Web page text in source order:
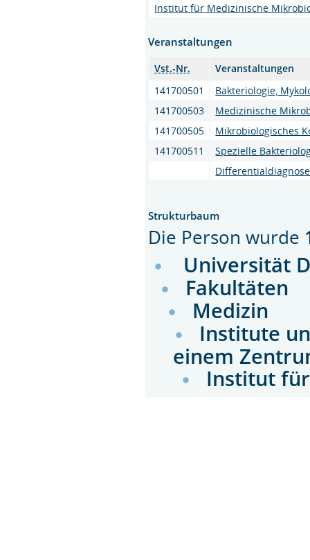
Institut für Medizinische
Veranstaltungen
Vst.-Nr.
Veranstaltungen
141700501
Bakteriologie,
141700503
Medizinische
141700505
Mikrobiologisches
141700511
Spezielle
Strukturbaum
Die Person wurde
Universität
Fakultäten
Medizin
Institute
einem
Institut